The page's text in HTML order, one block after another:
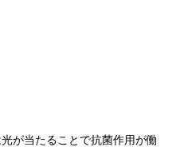
が当たることで抗菌作用が働